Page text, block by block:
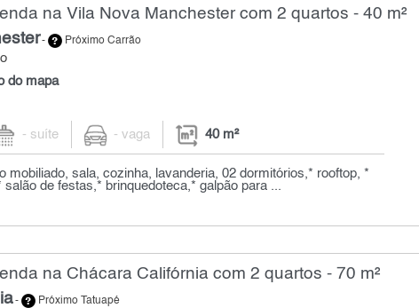
na Vila Nova Manchester com 2 quartos - 40 m²
- Próximo Carrão
do mapa
- suíte - vaga 40 m²
mobiliado, sala, cozinha, lavanderia, 02 dormitórios,* rooftop, *
de festas,* brinquedoteca,* galpão para ...
na Chácara Califórnia com 2 quartos - 70 m²
- Próximo Tatuapé